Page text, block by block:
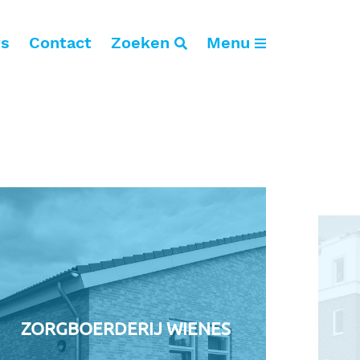
Contact Zoeken Menu
ZORGBOERDERIJ WIENES